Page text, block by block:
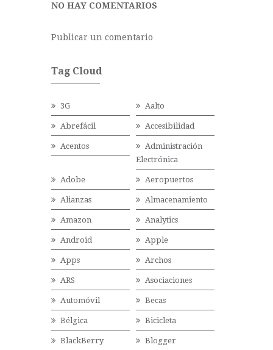
NO HAY COMENTARIOS
Publicar un comentario
Tag Cloud
3G Aalto
Abrefácil Accesibilidad
Acentos
Administración
Electrónica
Adobe Aeropuertos
Alianzas Almacenamiento
Amazon Analytics
Android Apple
Apps Archos
ARS Asociaciones
Automóvil Becas
Bélgica Bicicleta
BlackBerry Blogger